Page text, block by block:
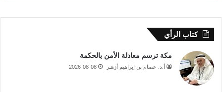
كتاب الرأي
مكة ترسم معادلة الأمن بالحكمة
أ.د. عصام بن إبراهيم أزهـر 2026-08-08